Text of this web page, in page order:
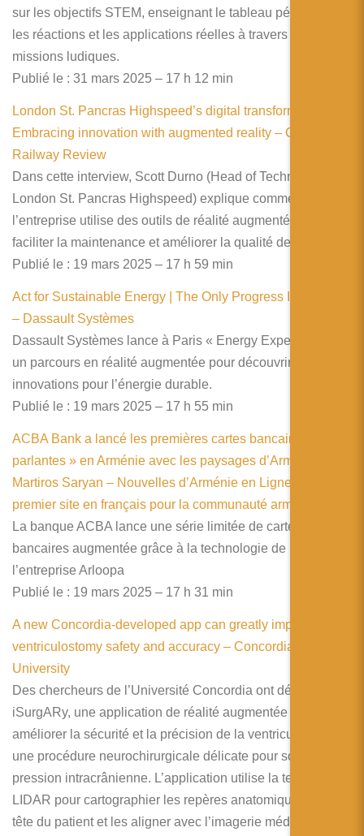
sur les objectifs STEM, enseignant le tableau périodique,
les réactions et les applications réelles à travers des
missions ludiques.
Publié le : 31 mars 2025 – 17 h 12 min
London St. Pancras Highspeed’s digital transformation:
Embracing innovation with augmented reality – Global
Railway Review
Dans cette interview, Scott Durno (Head of Technology at
London St. Pancras Highspeed) explique comment
l’entreprise utilise des outils de réalité augmentée pour
faciliter la maintenance et améliorer la qualité de service
Publié le : 19 mars 2025 – 17 h 59 min
Act for Sustainable Energy | The Only Progress Is Human
– Dassault Systèmes
Dassault Systèmes lance à Paris « Energy Experience »,
un parcours en réalité augmentée pour découvrir 9
innovations pour l’énergie durable.
Publié le : 19 mars 2025 – 17 h 55 min
ACBA Bank a lancé les premières cartes bancaires «
parlantes » en Arménie avec les paysages d’Arménie de
Martiros Saryan – Nouvelles d’Arménie en Ligne – Le
premier site en français pour la communauté arménienne
La banque ACBA lance une série limitée de cartes
bancaires augmentée grâce à la technologie de
l’entreprise Arloopa
Publié le : 19 mars 2025 – 17 h 31 min
A new Concordia-developed app can greatly improve
ventriculostomy safety and accuracy – Concordia
University
Des chercheurs de l’Université Concordia ont développé
iSurgARy, une application de réalité augmentée visant à
améliorer la sécurité et la précision de la ventriculostomie,
une procédure neurochirurgicale délicate pour soulager la
pression intracrânienne. L’application utilise la technologie
LIDAR pour cartographier les repères anatomiques sur la
tête du patient et les aligner avec l’imagerie médicale,